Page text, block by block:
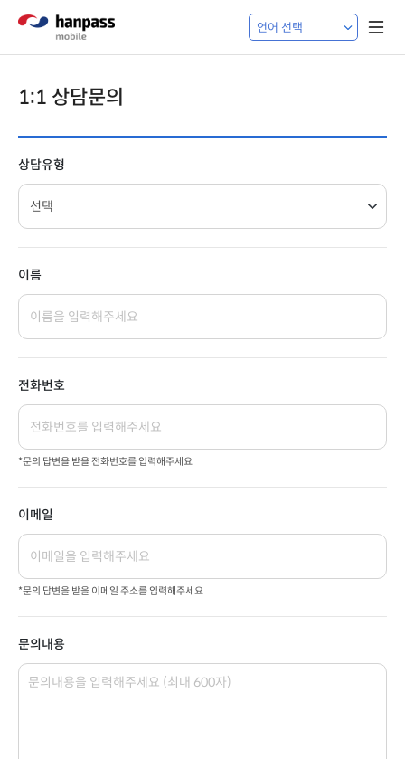
1:1 상담문의
상담유형
이름
전화번호
*문의 답변을 받을 전화번호를 입력해주세요
이메일
*문의 답변을 받을 이메일 주소를 입력해주세요
문의내용